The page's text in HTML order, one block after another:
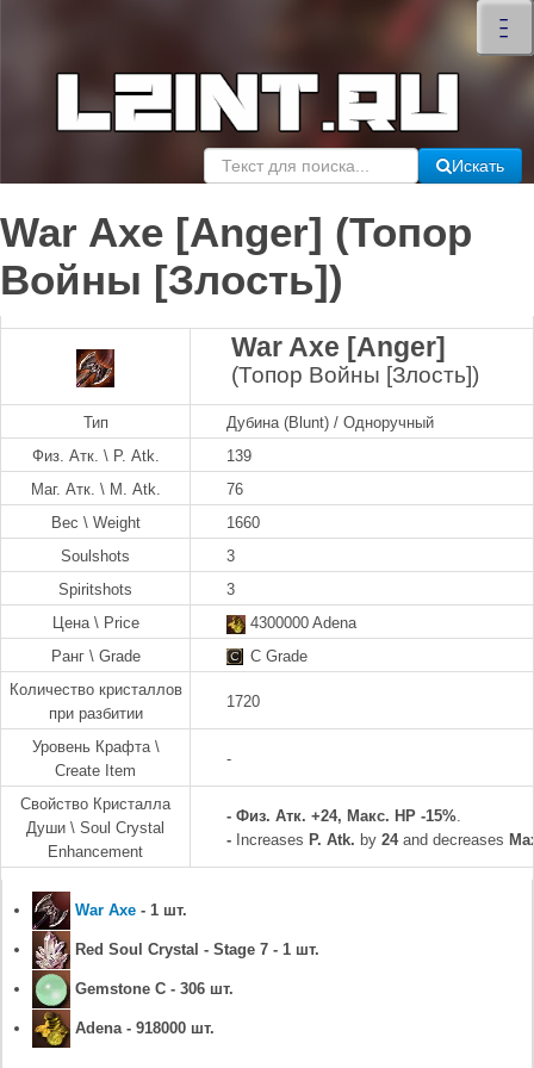
–
–
–
×
Искать
War Axe [Anger] (Топор
Войны [Злость])
War Axe [Anger]
(Топор Войны [Злость])
Тип
Дубина (Blunt) / Одноручный
Физ. Атк. \ P. Atk.
139
Маг. Атк. \ M. Atk.
76
Вес \ Weight
1660
Soulshots
3
Spiritshots
3
Цена \ Price
4300000 Adena
Ранг \ Grade
C Grade
Количество кристаллов
при разбитии
1720
Уровень Крафта \
Create Item
-
Свойство Кристалла
Души \ Soul Crystal
Enhancement
- Физ. Атк. +24, Макс. HP -15%.
- Increases P. Atk. by 24and decreases
War Axe - 1 шт.
Red Soul Crystal - Stage 7 - 1 шт.
Gemstone C - 306 шт.
Adena - 918000 шт.